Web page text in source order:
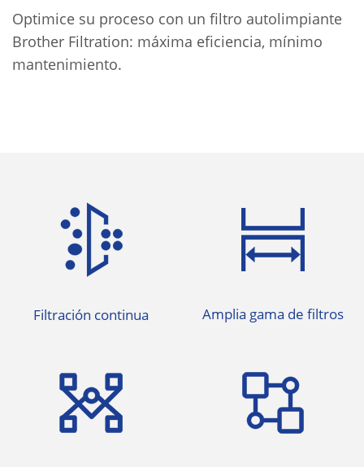
Optimice su proceso con un filtro autolimpiante
Brother Filtration: máxima eficiencia, mínimo
mantenimiento.
Filtración continua Amplia gama de filtros